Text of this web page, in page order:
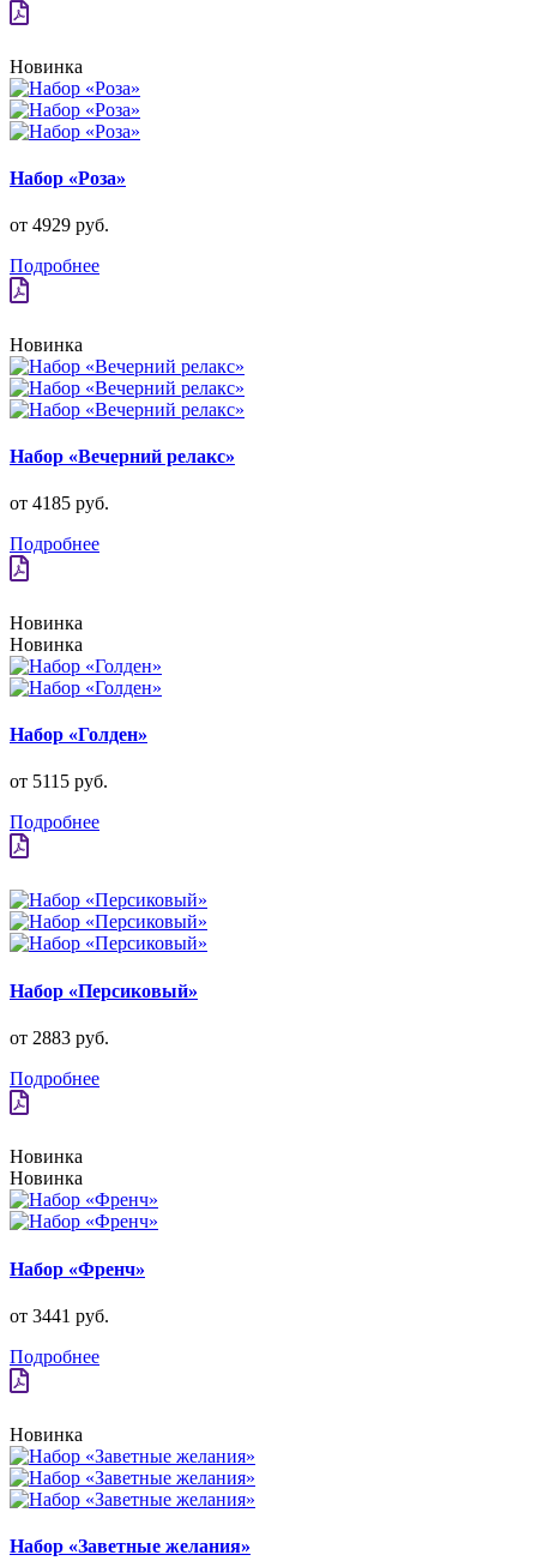
Новинка
Набор «Роза»
от 4929 руб.
Подробнее
Новинка
Набор «Вечерний релакс»
от 4185 руб.
Подробнее
Новинка
Новинка
Набор «Голден»
от 5115 руб.
Подробнее
Набор «Персиковый»
от 2883 руб.
Подробнее
Новинка
Новинка
Набор «Френч»
от 3441 руб.
Подробнее
Новинка
Набор «Заветные желания»